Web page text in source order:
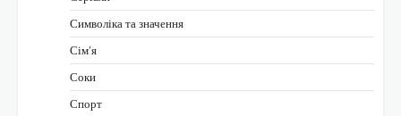
Символіка та значення
Сім’я
Соки
Спорт